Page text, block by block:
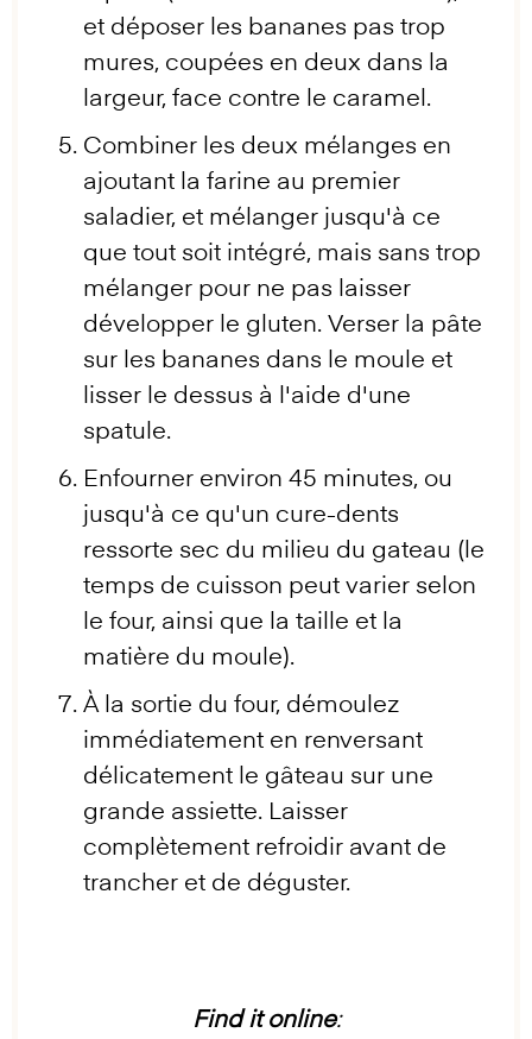
et déposer les bananes pas trop
mures, coupées en deux dans la
largeur, face contre le caramel.
Combiner les deux mélanges en
ajoutant la farine au premier
saladier, et mélanger jusqu'à ce
que tout soit intégré, mais sans trop
mélanger pour ne pas laisser
développer le gluten. Verser la pâte
sur les bananes dans le moule et
lisser le dessus à l'aide d'une
spatule.
Enfourner environ 45 minutes, ou
jusqu'à ce qu'un cure-dents
ressorte sec du milieu du gateau (le
temps de cuisson peut varier selon
le four, ainsi que la taille et la
matière du moule).
À la sortie du four, démoulez
immédiatement en renversant
délicatement le gâteau sur une
grande assiette. Laisser
complètement refroidir avant de
trancher et de déguster.
Find it online: